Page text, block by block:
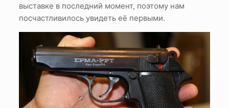
выставке в последний момент, поэтому нам
посчастливилось увидеть её первыми.